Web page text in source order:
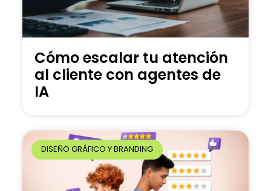
Cómo escalar tu atención
al cliente con agentes de
IA
DISEÑO GRÁFICO Y BRANDING